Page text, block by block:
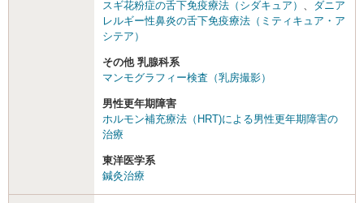
スギ花粉症の舌下免疫療法（シダキュア） 、 ダニア
レルギー性鼻炎の舌下免疫療法（ミティキュア・ア
シテア）
その他 乳腺科系
マンモグラフィー検査（乳房撮影）
男性更年期障害
ホルモン補充療法（HRT)による男性更年期障害の
治療
東洋医学系
鍼灸治療